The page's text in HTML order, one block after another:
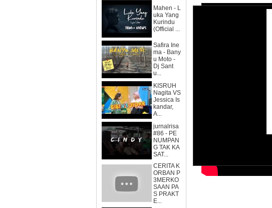
Mahen - L
uka Yang
Kurindu
(Official ...
Safira Ine
ma - Bany
u Moto -
Dj Sant
u...
KISRUH
Nagita VS
Jessica Is
kandar,
A...
jurnalrisa
#86 - PE
NUMPAN
G TAK KA
SAT...
CERITA K
ORBAN P
3MERKO
SAAN PA
S PRAKT
E...